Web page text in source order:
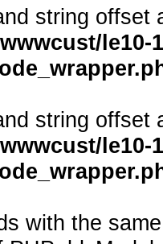
string offset
string offset
with the